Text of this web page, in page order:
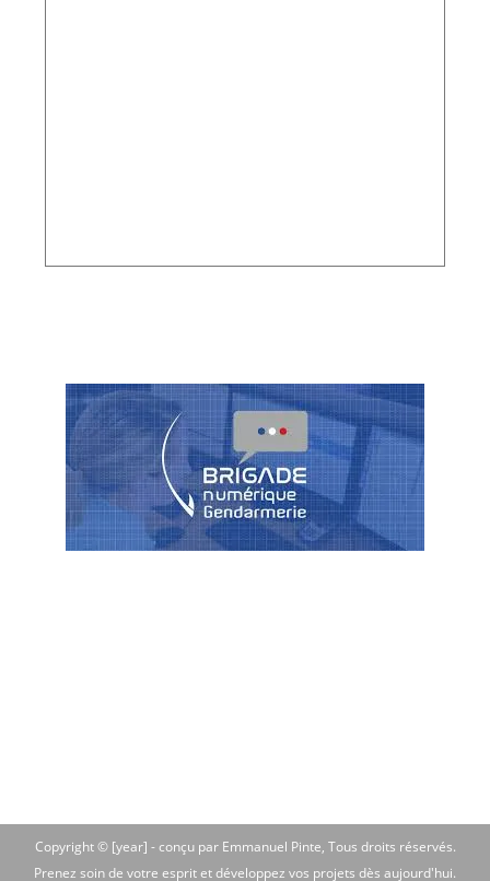
Copyright © [year] -conçu par Emmanuel Pinte, Tous droits réservés.
Prenez soin de votre esprit et développez vos projets dès aujourd'hui.